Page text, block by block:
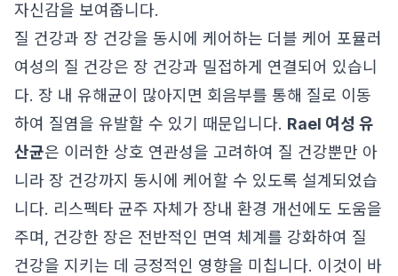
자신감을 보여줍니다.
질 건강과 장 건강을 동시에 케어하는 더블 케어 포뮬러
여성의 질 건강은 장 건강과 밀접하게 연결되어 있습니
다. 장 내 유해균이 많아지면 회음부를 통해 질로 이동
하여 질염을 유발할 수 있기 때문입니다. Rael 여성 유
산균은 이러한 상호 연관성을 고려하여 질 건강뿐만 아
니라 장 건강까지 동시에 케어할 수 있도록 설계되었습
니다. 리스펙타 균주 자체가 장내 환경 개선에도 도움을
주며, 건강한 장은 전반적인 면역 체계를 강화하여 질
건강을 지키는 데 긍정적인 영향을 미칩니다. 이것이 바